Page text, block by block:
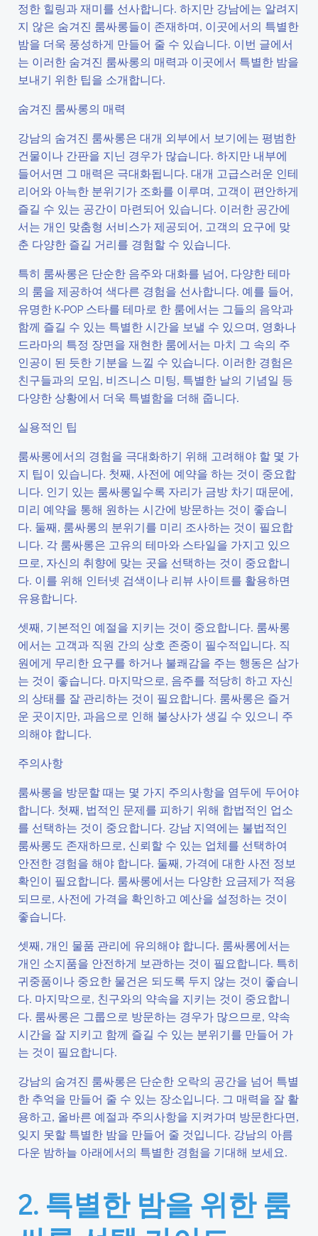
정한 힐링과 재미를 선사합니다. 하지만 강남에는 알려지
지 않은 숨겨진 룸싸롱들이 존재하며, 이곳에서의 특별한
밤을 더욱 풍성하게 만들어 줄 수 있습니다. 이번 글에서
는 이러한 숨겨진 룸싸롱의 매력과 이곳에서 특별한 밤을
보내기 위한 팁을 소개합니다.
숨겨진 룸싸롱의 매력
강남의 숨겨진 룸싸롱은 대개 외부에서 보기에는 평범한
건물이나 간판을 지닌 경우가 많습니다. 하지만 내부에
들어서면 그 매력은 극대화됩니다. 대개 고급스러운 인테
리어와 아늑한 분위기가 조화를 이루며, 고객이 편안하게
즐길 수 있는 공간이 마련되어 있습니다. 이러한 공간에
서는 개인 맞춤형 서비스가 제공되어, 고객의 요구에 맞
춘 다양한 즐길 거리를 경험할 수 있습니다.
특히 룸싸롱은 단순한 음주와 대화를 넘어, 다양한 테마
의 룸을 제공하여 색다른 경험을 선사합니다. 예를 들어,
유명한 K-POP 스타를 테마로 한 룸에서는 그들의 음악과
함께 즐길 수 있는 특별한 시간을 보낼 수 있으며, 영화나
드라마의 특정 장면을 재현한 룸에서는 마치 그 속의 주
인공이 된 듯한 기분을 느낄 수 있습니다. 이러한 경험은
친구들과의 모임, 비즈니스 미팅, 특별한 날의 기념일 등
다양한 상황에서 더욱 특별함을 더해 줍니다.
실용적인 팁
룸싸롱에서의 경험을 극대화하기 위해 고려해야 할 몇 가
지 팁이 있습니다. 첫째, 사전에 예약을 하는 것이 중요합
니다. 인기 있는 룸싸롱일수록 자리가 금방 차기 때문에,
미리 예약을 통해 원하는 시간에 방문하는 것이 좋습니
다. 둘째, 룸싸롱의 분위기를 미리 조사하는 것이 필요합
니다. 각 룸싸롱은 고유의 테마와 스타일을 가지고 있으
므로, 자신의 취향에 맞는 곳을 선택하는 것이 중요합니
다. 이를 위해 인터넷 검색이나 리뷰 사이트를 활용하면
유용합니다.
셋째, 기본적인 예절을 지키는 것이 중요합니다. 룸싸롱
에서는 고객과 직원 간의 상호 존중이 필수적입니다. 직
원에게 무리한 요구를 하거나 불쾌감을 주는 행동은 삼가
는 것이 좋습니다. 마지막으로, 음주를 적당히 하고 자신
의 상태를 잘 관리하는 것이 필요합니다. 룸싸롱은 즐거
운 곳이지만, 과음으로 인해 불상사가 생길 수 있으니 주
의해야 합니다.
주의사항
룸싸롱을 방문할 때는 몇 가지 주의사항을 염두에 두어야
합니다. 첫째, 법적인 문제를 피하기 위해 합법적인 업소
를 선택하는 것이 중요합니다. 강남 지역에는 불법적인
룸싸롱도 존재하므로, 신뢰할 수 있는 업체를 선택하여
안전한 경험을 해야 합니다. 둘째, 가격에 대한 사전 정보
확인이 필요합니다. 룸싸롱에서는 다양한 요금제가 적용
되므로, 사전에 가격을 확인하고 예산을 설정하는 것이
좋습니다.
셋째, 개인 물품 관리에 유의해야 합니다. 룸싸롱에서는
개인 소지품을 안전하게 보관하는 것이 필요합니다. 특히
귀중품이나 중요한 물건은 되도록 두지 않는 것이 좋습니
다. 마지막으로, 친구와의 약속을 지키는 것이 중요합니
다. 룸싸롱은 그룹으로 방문하는 경우가 많으므로, 약속
시간을 잘 지키고 함께 즐길 수 있는 분위기를 만들어 가
는 것이 필요합니다.
강남의 숨겨진 룸싸롱은 단순한 오락의 공간을 넘어 특별
한 추억을 만들어 줄 수 있는 장소입니다. 그 매력을 잘 활
용하고, 올바른 예절과 주의사항을 지켜가며 방문한다면,
잊지 못할 특별한 밤을 만들어 줄 것입니다. 강남의 아름
다운 밤하늘 아래에서의 특별한 경험을 기대해 보세요.
2. 특별한 밤을 위한 룸